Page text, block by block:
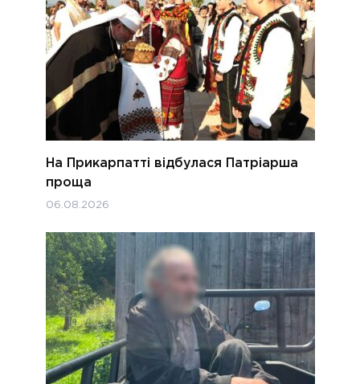
На Прикарпатті відбулася Патріарша
проща
06.08.2026